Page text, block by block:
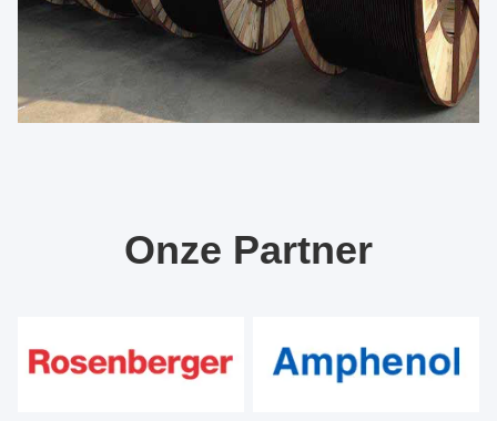
Onze Partner